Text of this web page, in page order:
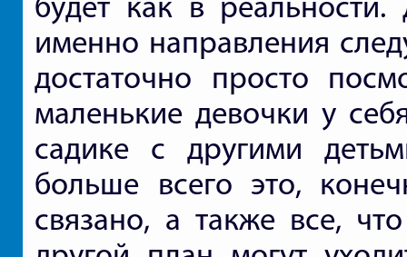
именно направления
достаточно просто
маленькие девочки у
садике с другими
больше всего это,
связано, а также все,